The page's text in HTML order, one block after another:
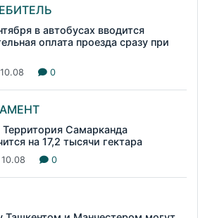
в автобусах вводится
оплата проезда сразу при
0
Территория Самарканда
на 17,2 тысячи гектара
0